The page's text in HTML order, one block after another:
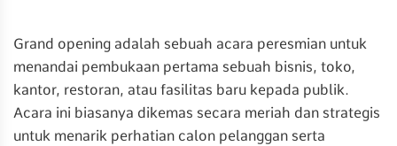
Grand opening adalah sebuah acara peresmian untuk
menandai pembukaan pertama sebuah bisnis, toko,
kantor, restoran, atau fasilitas baru kepada publik.
Acara ini biasanya dikemas secara meriah dan strategis
untuk menarik perhatian calon pelanggan serta